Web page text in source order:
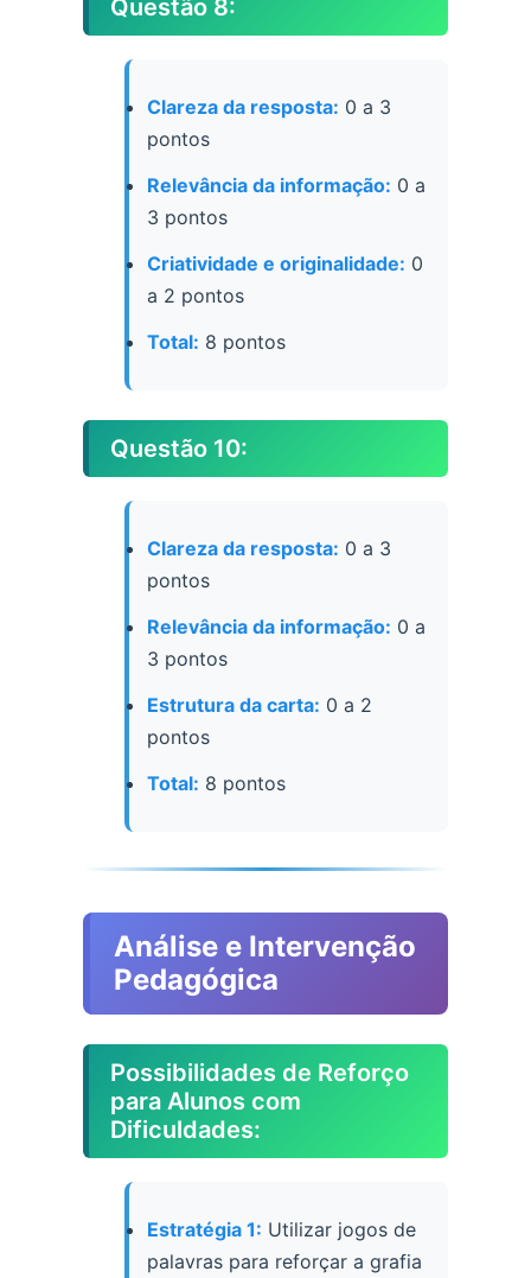
Questão 8:
Clareza da resposta: 0 a 3
pontos
Relevância da informação: 0 a
3 pontos
Criatividade e originalidade: 0
a 2 pontos
Total: 8 pontos
Questão 10:
Clareza da resposta: 0 a 3
pontos
Relevância da informação: 0 a
3 pontos
Estrutura da carta: 0 a 2
pontos
Total: 8 pontos
Análise e Intervenção
Pedagógica
Possibilidades de Reforço
para Alunos com
Dificuldades:
Estratégia 1: Utilizar jogos de
palavras para reforçar a grafia